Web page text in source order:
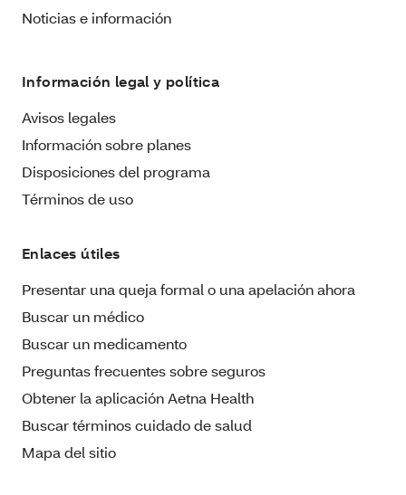
Noticias e información
Información legal y política
Avisos legales
Información sobre planes
Disposiciones del programa
Términos de uso
Enlaces útiles
Presentar una queja formal o una apelación ahora
Buscar un médico
Buscar un medicamento
Preguntas frecuentes sobre seguros
Obtener la aplicación Aetna Health
Buscar términos cuidado de salud
Mapa del sitio